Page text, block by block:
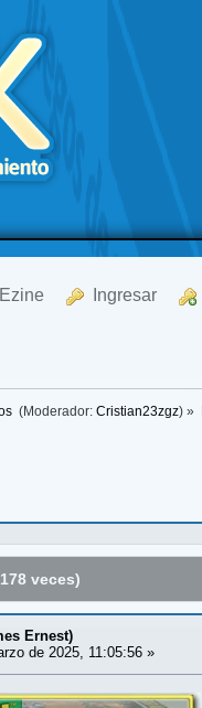
Ezine Ingresar
(Moderador:Cristian23zgz) »
veces)
Ernest)
de 2025, 11:05:56 »